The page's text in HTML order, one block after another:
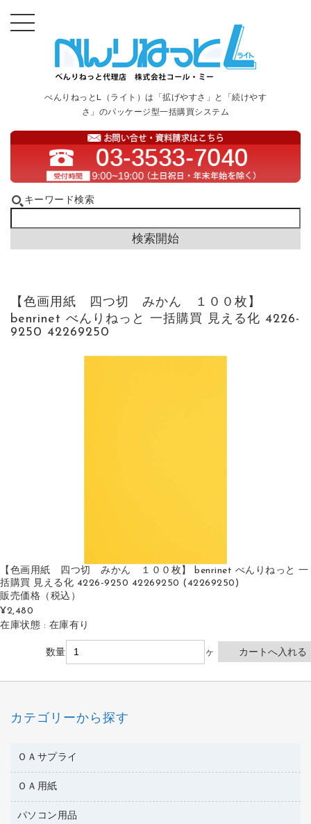
べんりねっとL（ライト）は「拡げやすさ」と「続けやす
さ」のパッケージ型一括購買システム
キーワード検索
【色画用紙 四つ切 みかん １００枚】
benrinet べんりねっと 一括購買 見える化 4226-
9250 42269250
【色画用紙 四つ切 みかん １００枚】 benrinet べんりねっと 一
括購買 見える化 4226-9250 42269250 (42269250)
販売価格 （税込）
¥2,480
在庫状態 : 在庫有り
数量 ヶ
カテゴリーから探す
ＯＡサプライ
互換インクカートリッジ
ワープロリボン
ＯＡ用紙
名刺用紙
パソコン用品